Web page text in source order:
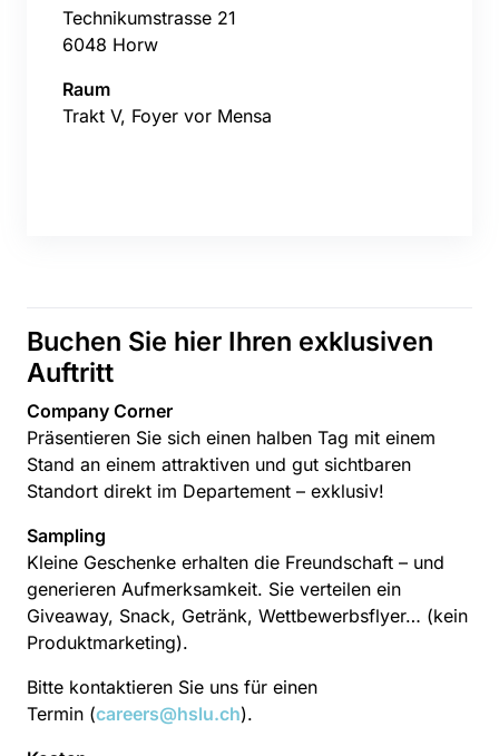
Buchen Sie hier Ihren exklusiven
Auftritt
Company Corner
Präsentieren Sie sich einen halben Tag mit einem
Stand an einem attraktiven und gut sichtbaren
Standort direkt im Departement – exklusiv!
Sampling
Kleine Geschenke erhalten die Freundschaft – und
generieren Aufmerksamkeit. Sie verteilen ein
Giveaway, Snack, Getränk, Wettbewerbsflyer… (kein
Produktmarketing).
Bitte kontaktieren Sie uns für einen
Termin (careers@hslu.ch).
Technikumstrasse 21
6048 Horw
Raum
Trakt V, Foyer vor Mensa